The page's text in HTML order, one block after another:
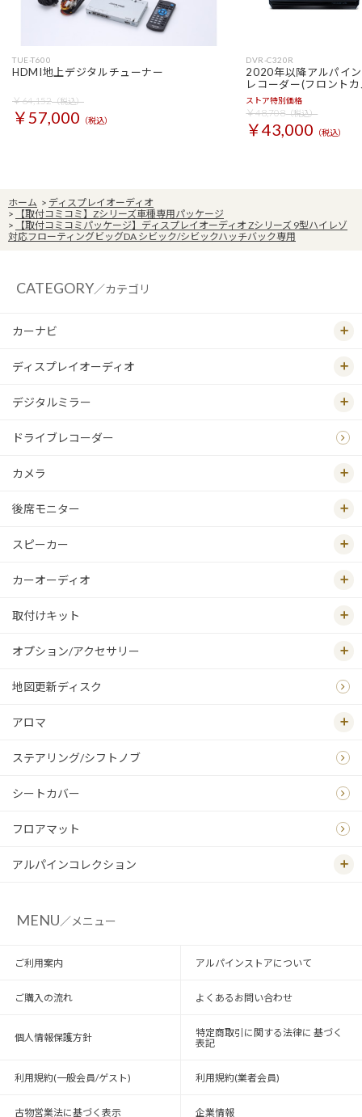
TUE-T600
HDMI地上デジタルチューナー
￥64,152（税込）
￥57,000 （税込）
DVR-C320R
2020年以降アルパイ
レコーダー(フロント
ストア特別価格
￥48,708（税込）
￥43,000 （税込）
ホーム > ディスプレイオーディオ
>
【取付コミコミ】Zシリーズ車種専用パッケージ
>
【取付コミコミパッケージ】ディスプレイオーディオ Zシリーズ 9型ハイレゾ
対応フローティングビッグDA シビック/シビックハッチバック専用
CATEGORY／カテゴリ
カーナビ
ディスプレイオーディオ
デジタルミラー
ドライブレコーダー
カメラ
後席モニター
スピーカー
カーオーディオ
取付けキット
オプション/アクセサリー
地図更新ディスク
アロマ
ステアリング/シフトノブ
シートカバー
フロアマット
アルパインコレクション
MENU／メニュー
ご利用案内 アルパインストアについて
ご購入の流れ よくあるお問い合わせ
個人情報保護方針
特定商取引に関する法律に 基づく
表記
利用規約(一般会員/ゲスト) 利用規約(業者会員)
古物営業法に基づく表示 企業情報